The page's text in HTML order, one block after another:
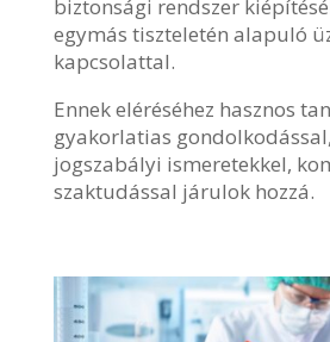
biztonsági rendszer
egymás tiszteletén alapuló
kapcsolattal.
Ennek eléréséhez hasznos
gyakorlatias
jogszabályi ismeretekkel,
szaktudással járulok hozzá.